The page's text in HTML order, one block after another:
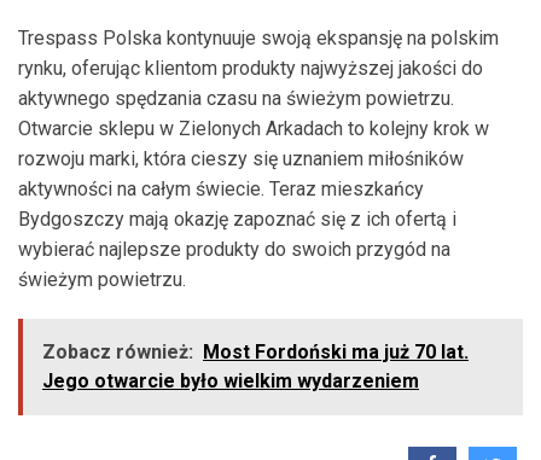
Trespass Polska kontynuuje swoją ekspansję na polskim
rynku, oferując klientom produkty najwyższej jakości do
aktywnego spędzania czasu na świeżym powietrzu.
Otwarcie sklepu w Zielonych Arkadach to kolejny krok w
rozwoju marki, która cieszy się uznaniem miłośników
aktywności na całym świecie. Teraz mieszkańcy
Bydgoszczy mają okazję zapoznać się z ich ofertą i
wybierać najlepsze produkty do swoich przygód na
świeżym powietrzu.
Zobacz również: Most Fordoński ma już 70 lat.
Jego otwarcie było wielkim wydarzeniem